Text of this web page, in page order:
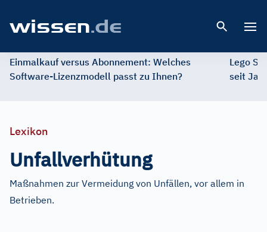
Einmalkauf versus Abonnement: Welches
Software-Lizenzmodell passt zu Ihnen?
Lego
seit
Lexikon
Unfallverhütung
Maßnahmen zur Vermeidung von Unfällen, vor allem in
Betrieben.